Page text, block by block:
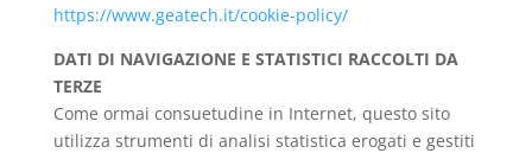
https://www.geatech.it/cookie-policy/
DATI DI NAVIGAZIONE E STATISTICI RACCOLTI DA
TERZE
Come ormai consuetudine in Internet, questo sito
utilizza strumenti di analisi statistica erogati e gestiti